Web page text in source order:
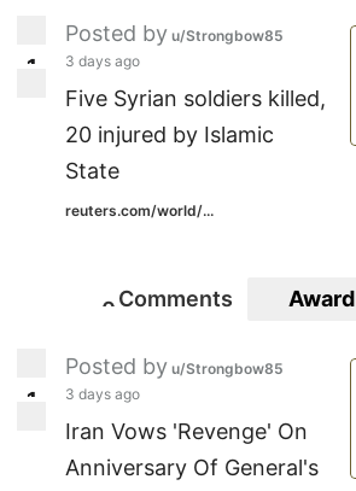
11
Posted by u/Strongbow85
3 days ago
Five Syrian soldiers killed,
20 injured by Islamic
State
reuters.com/world/...
00
Comments Award
11
Posted by u/Strongbow85
3 days ago
Iran Vows 'Revenge' On
Anniversary Of General's